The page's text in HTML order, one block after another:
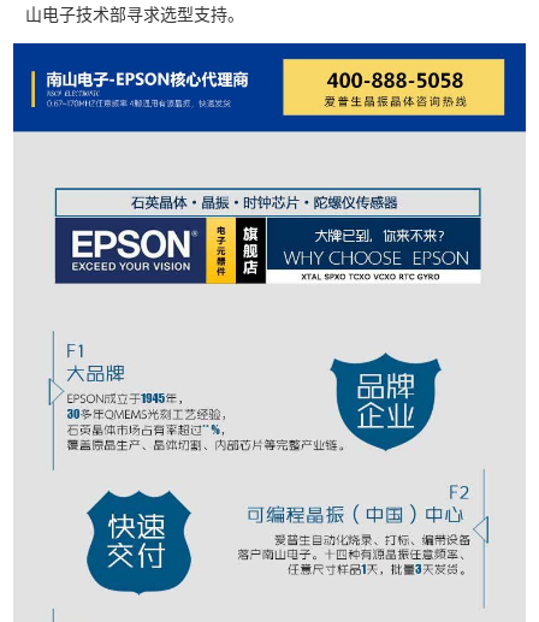
山电子技术部寻求选型支持。